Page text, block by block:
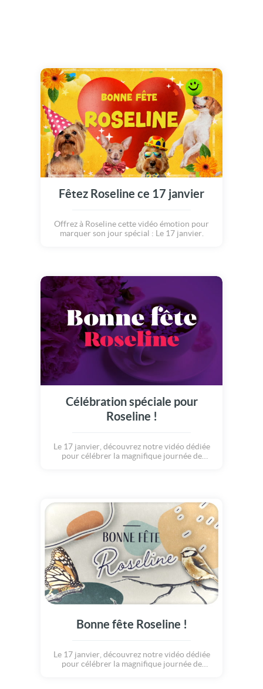
Fêtez Roseline ce 17 janvier
Offrez à Roseline cette vidéo émotion pour
marquer son jour spécial : Le 17 janvier.
Célébration spéciale pour
Roseline !
Le 17 janvier, découvrez notre vidéo dédiée
pour célébrer la magnifique journée de
Bonne fête Roseline !
Le 17 janvier, découvrez notre vidéo dédiée
pour célébrer la magnifique journée de